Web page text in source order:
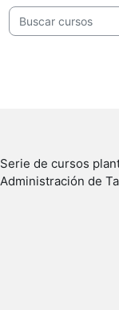
Buscar cursos
Serie de cursos
Administración de